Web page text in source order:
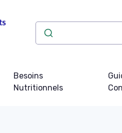
Besoins
Nutritionnels